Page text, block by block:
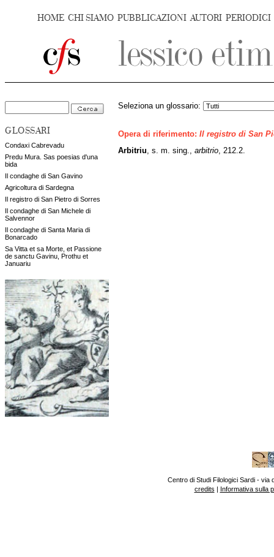
HOME CHI SIAMO PUBBLICAZIONI AUTORI PERIODICI
GLOSSARI
Condaxi Cabrevadu
Predu Mura. Sas poesias d'una
bida
Il condaghe di San Gavino
Agricoltura di Sardegna
Il registro di San Pietro di Sorres
Il condaghe di San Michele di
Salvennor
Il condaghe di Santa Maria di
Bonarcado
Sa Vitta et sa Morte, et Passione
de sanctu Gavinu, Prothu et
Januariu
Seleziona un glossario:
Opera di riferimento: Il registro di San
Arbitriu , s. m. sing., arbitrio , 212.2.
Centro di Studi Filologici Sardi - via
credits | Informativa sulla